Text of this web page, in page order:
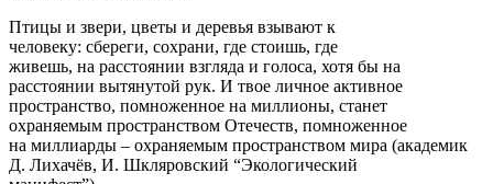
Птицы и звери, цветы и деревья взывают к
человеку: сбереги, сохрани, где стоишь, где
живешь, на расстоянии взгляда и голоса, хотя бы на
расстоянии вытянутой рук. И твое личное активное
пространство, помноженное на миллионы, станет
охраняемым пространством Отечеств, помноженное
на миллиарды – охраняемым пространством мира (академик
Д. Лихачёв, И. Шкляровский “Экологический